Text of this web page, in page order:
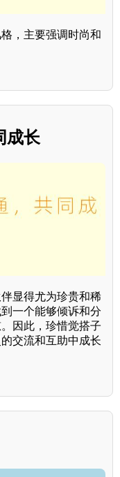
，主要强调时尚和
成长
显得尤为珍贵和稀
一个能够倾诉和分
因此，珍惜觉搭子
交流和互助中成长